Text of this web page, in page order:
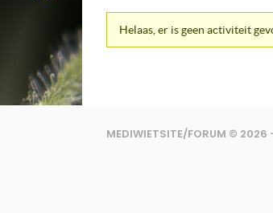
Helaas, er is geen activiteit
MEDIWIETSITE/FORUM © 2026